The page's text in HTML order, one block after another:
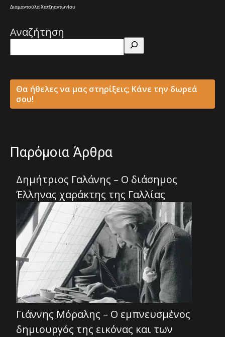
Διαμαντούλα Χατζηαντωνίου
Αναζήτηση
Θα ήθελες να μας στηρίξεις; Κάνε την δωρεά
σου!
Παρόμοια Άρθρα
Δημήτριος Γαλάνης – Ο διάσημος
Έλληνας χαράκτης της Γαλλίας
Γιάννης Μόραλης – Ο εμπνευσμένος
δημιουργός της εικόνας και των